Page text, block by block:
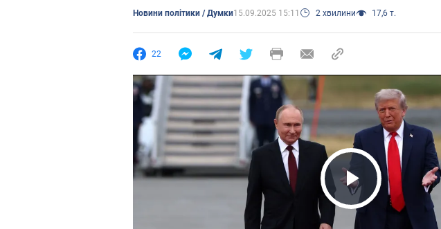
Новини політики / Думки15.09.2025 15:11 2 хвилини 17,6 т.
22
Play Video